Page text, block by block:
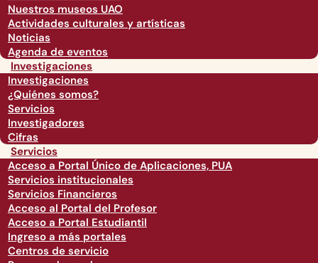
Nuestros museos UAO
Actividades culturales y artísticas
Noticias
Agenda de eventos
Investigaciones
Investigaciones
¿Quiénes somos?
Servicios
Investigadores
Cifras
Servicios
Acceso a Portal Único de Aplicaciones, PUA
Servicios institucionales
Servicios Financieros
Acceso al Portal del Profesor
Acceso a Portal Estudiantil
Ingreso a más portales
Centros de servicio